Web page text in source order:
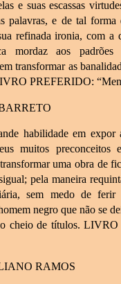
e suas escassas
palavras, e de tal
refinada ironia, com a
mordaz aos padrões
transformar as
PREFERIDO:
habilidade em expor
muitos
uma obra de
pela maneira
sem medo de ferir
negro que não se
cheio de títulos.
RAMOS